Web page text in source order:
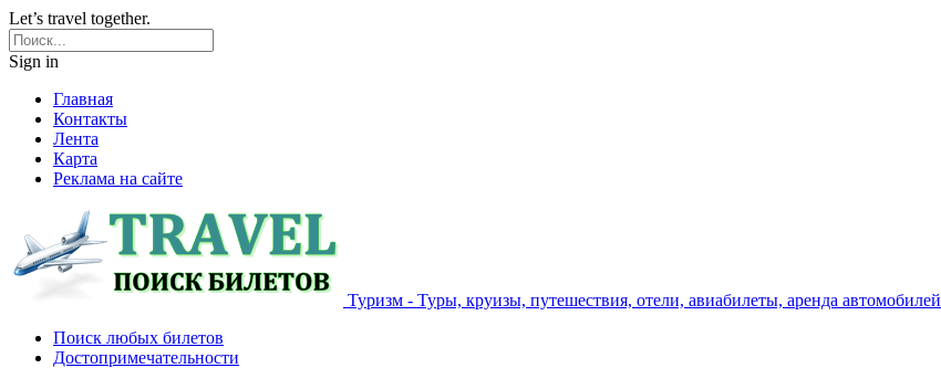
Let’s travel together.
Sign in
Главная
Контакты
Лента
Карта
Реклама на сайте
Туризм - Туры, круизы, путешествия, отели, авиабилеты, аренда автомобилей
Поиск любых билетов
Достопримечательности